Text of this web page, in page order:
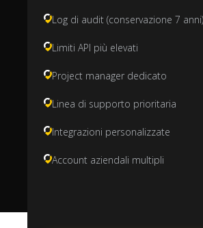
Log di audit (conservazione 7 anni)
Limiti API più elevati
Project manager dedicato
Linea di supporto prioritaria
Integrazioni personalizzate
Account aziendali multipli